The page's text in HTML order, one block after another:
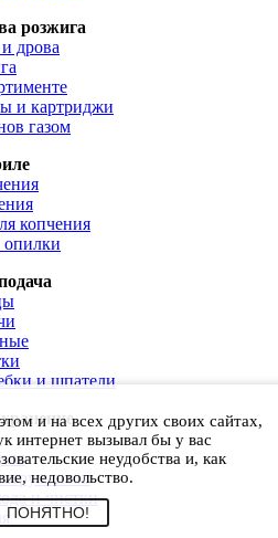
розжига
дрова
и картриджи
газом
копчения
и шпатели
и чистки
и на всех других своих сайтах,
интернет вызывал бы у вас
неудобства и, как
недовольство.
ПОНЯТНО!